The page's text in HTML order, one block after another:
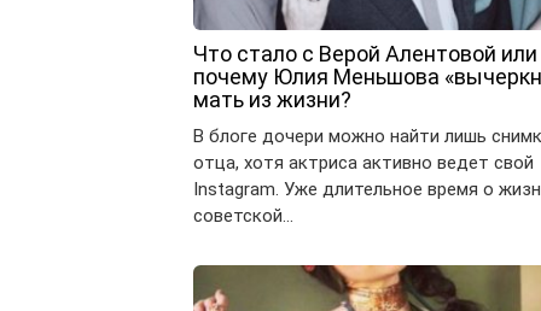
Что стало с Верой Алентовой или
почему Юлия Меньшова
мать из жизни?
В блоге дочери можно найти лишь
отца, хотя актриса активно ведет свой
Instagram. Уже длительное время о
советской…